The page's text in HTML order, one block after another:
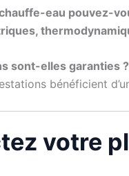
eau pouvez-
sont-elles garanties ?
bénéficient
votre